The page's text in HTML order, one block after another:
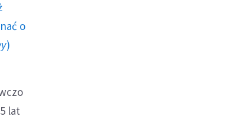
o
)
lat